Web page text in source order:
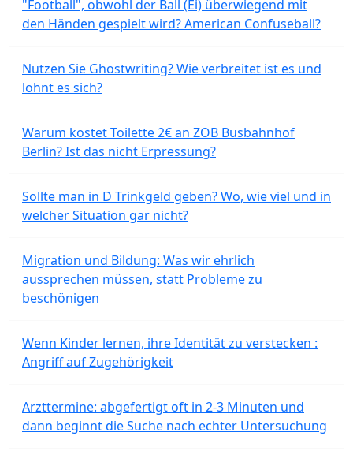
"Football", obwohl der Ball (Ei) überwiegend mit
den Händen gespielt wird? American Confuseball?
Nutzen Sie Ghostwriting? Wie verbreitet ist es und
lohnt es sich?
Warum kostet Toilette 2€ an ZOB Busbahnhof
Berlin? Ist das nicht Erpressung?
Sollte man in D Trinkgeld geben? Wo, wie viel und in
welcher Situation gar nicht?
Migration und Bildung: Was wir ehrlich
aussprechen müssen, statt Probleme zu
beschönigen
Wenn Kinder lernen, ihre Identität zu verstecken :
Angriff auf Zugehörigkeit
Arzttermine: abgefertigt oft in 2-3 Minuten und
dann beginnt die Suche nach echter Untersuchung